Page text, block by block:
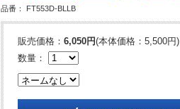
品番： FT553D-BLLB
販売価格： 6,050円(本体価格：5,500円)
数量：